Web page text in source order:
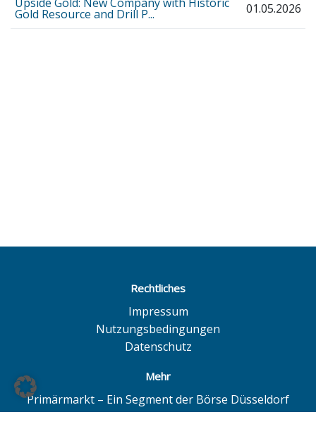
Upside Gold: New Company with Historic
Gold Resource and Drill P... 01.05.2026
Rechtliches
Impressum
Nutzungsbedingungen
Datenschutz
Mehr
Primärmarkt – Ein Segment der Börse Düsseldorf
Quotrix – Ein System der Börse Düsseldorf